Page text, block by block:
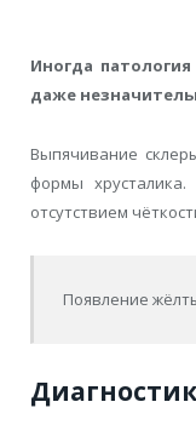
Иногда
даже
Выпячивание
формы
отсутствием
Появление